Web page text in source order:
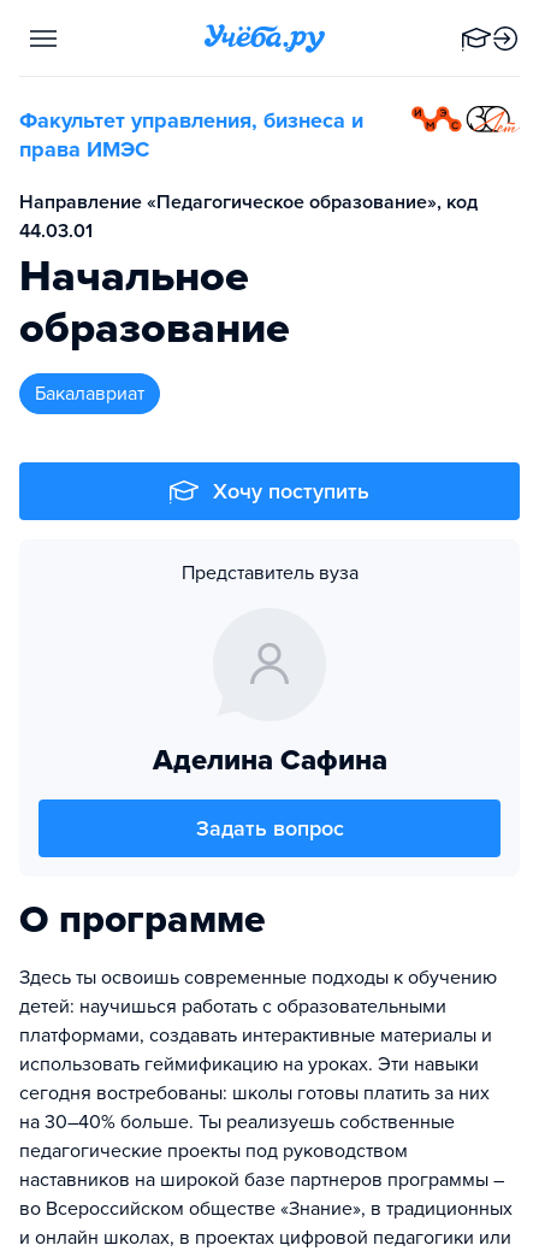
Факультет управления, бизнеса и
права ИМЭС
Направление «Педагогическое образование», код
44.03.01
Начальное
образование
бакалавриат
Хочу поступить
Представитель вуза
Аделина Сафина
Задать вопрос
О программе
Здесь ты освоишь современные подходы к обучению
детей: научишься работать с образовательными
платформами, создавать интерактивные материалы и
использовать геймификацию на уроках. Эти навыки
сегодня востребованы: школы готовы платить за них
на 30–40% больше. Ты реализуешь собственные
педагогические проекты под руководством
наставников на широкой базе партнеров программы –
во Всероссийском обществе «Знание», в традиционных
и онлайн школах, в проектах цифровой педагогики или